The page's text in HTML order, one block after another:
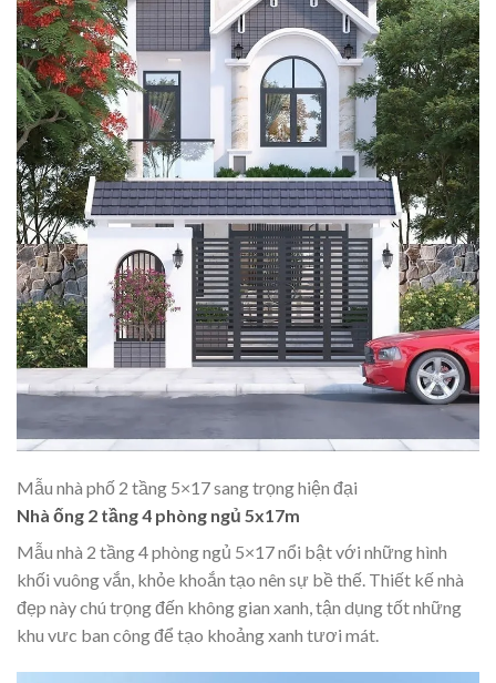
Mẫu nhà phố 2 tầng 5×17 sang trọng hiện đại
Nhà ống 2 tầng 4 phòng ngủ 5x17m
Mẫu nhà 2 tầng 4 phòng ngủ 5×17 nổi bật với những hình
khối vuông vắn, khỏe khoắn tạo nên sự bề thế. Thiết kế nhà
đẹp này chú trọng đến không gian xanh, tận dụng tốt những
khu vưc ban công để tạo khoảng xanh tươi mát.